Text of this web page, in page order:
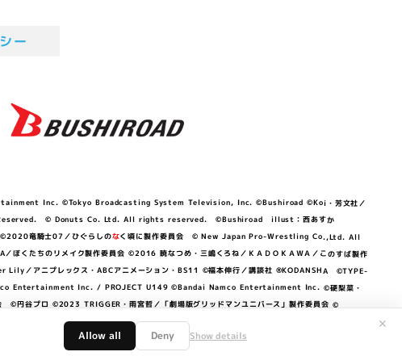
Allow all Deny Show details
✕
ー
Inc. ©Tokyo Broadcasting System Television, Inc. ©Bushiroad ©Koi・芳文社／
Reserved. © Donuts Co. Ltd. All rights reserved. ©Bushiroad illust：西あすか
竜騎士07／ひぐらしのなく頃に製作委員会 © New Japan Pro-Wrestling Co.,Ltd. All
ちのリメイク製作委員会 ©2016 暁なつめ・三嶋くろね／ＫＡＤＯＫＡＷＡ／このすば製作
／アニプレックス・ABCアニメーション・BS11 ©福本伸行／講談社 ®KODANSHA ©TYPE-
Entertainment Inc. / PROJECT U149 ©Bandai Namco Entertainment Inc. ©硬梨菜・
©円谷プロ ©2023 TRIGGER・雨宮哲／「劇場版グリッドマンユニバース」製作委員会 ©